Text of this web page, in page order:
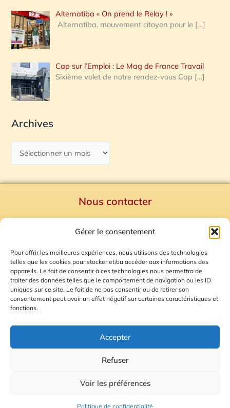
Gérer le consentement
Pour offrir les meilleures expériences, nous utilisons des technologies
telles que les cookies pour stocker et/ou accéder aux informations des
appareils. Le fait de consentir à ces technologies nous permettra de
traiter des données telles que le comportement de navigation ou les ID
uniques sur ce site. Le fait de ne pas consentir ou de retirer son
consentement peut avoir un effet négatif sur certaines caractéristiques et
fonctions.
Accepter
Refuser
Voir les préférences
Politique de confidentialité
Alternatiba « On prend le Relay ! »
Alternatiba, mouvement citoyen pour le […]
Cap sur l’Emploi : Le Mag de France Travail
Sixième volet de notre rendez-vous Cap […]
Archives
Nous contacter
Mentions Légales
Plan du site
Gestion des Cookies
© 2026 Radio Calade